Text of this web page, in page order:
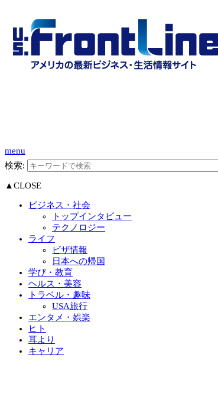
menu
検索:
▲CLOSE
ビジネス・社会
トップインタビュー
テクノロジー
ライフ
ビザ情報
日本への帰国
学び・教育
ヘルス・美容
トラベル・趣味
USA旅行
エンタメ・娯楽
ヒト
耳より
キャリア